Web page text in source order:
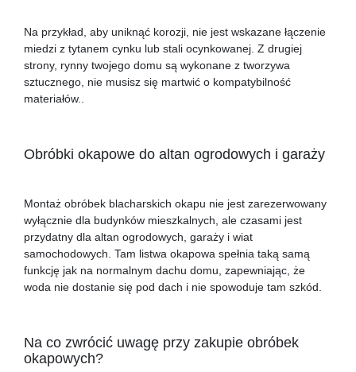
Na przykład, aby uniknąć korozji, nie jest wskazane łączenie
miedzi z tytanem cynku lub stali ocynkowanej. Z drugiej
strony, rynny twojego domu są wykonane z tworzywa
sztucznego, nie musisz się martwić o kompatybilność
materiałów..
Obróbki okapowe do altan ogrodowych i garaży
Montaż obróbek blacharskich okapu nie jest zarezerwowany
wyłącznie dla budynków mieszkalnych, ale czasami jest
przydatny dla altan ogrodowych, garaży i wiat
samochodowych. Tam listwa okapowa spełnia taką samą
funkcję jak na normalnym dachu domu, zapewniając, że
woda nie dostanie się pod dach i nie spowoduje tam szkód.
Na co zwrócić uwagę przy zakupie obróbek
okapowych?